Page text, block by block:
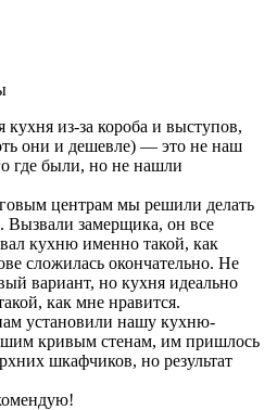
кухня из-за короба и выступов,
они и дешевле) — это не наш
где были, но не нашли
центрам мы решили делать
Вызвали замерщика, он все
кухню именно такой, как
сложилась окончательно. Не
вариант, но кухня идеально
как мне нравится.
установили нашу кухню-
кривым стенам, им пришлось
шкафчиков, но результат